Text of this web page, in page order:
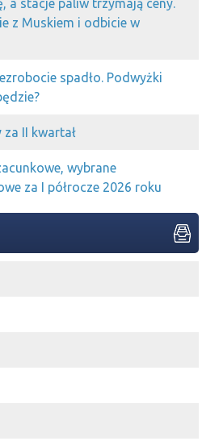
z Muskiem i odbicie w
spadło. Podwyżki
II kwartał
wybrane
za I półrocze 2026 roku